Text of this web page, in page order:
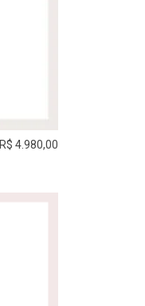
R$ 4.980,00